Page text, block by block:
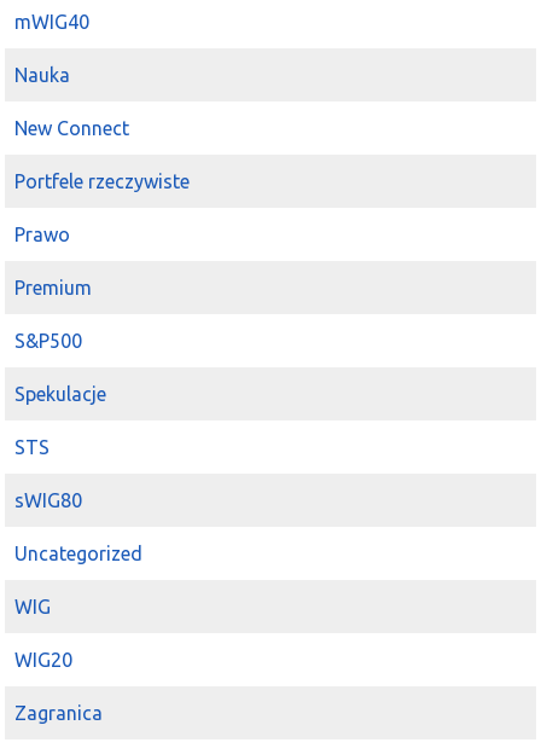
mWIG40
Nauka
New Connect
Portfele rzeczywiste
Prawo
Premium
S&P500
Spekulacje
STS
sWIG80
Uncategorized
WIG
WIG20
Zagranica